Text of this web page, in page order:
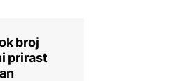
broj
prirast